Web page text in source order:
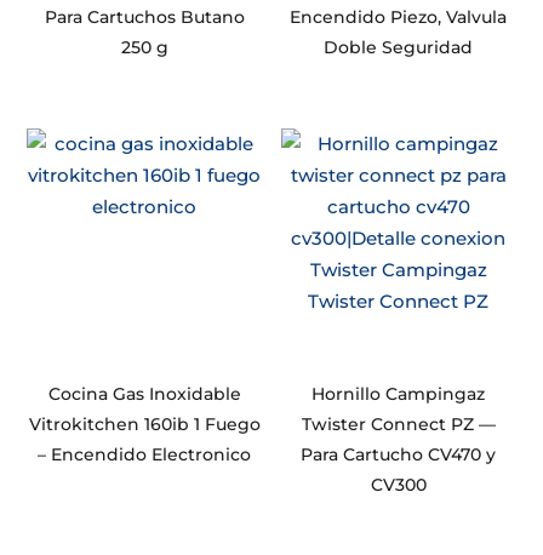
Para Cartuchos Butano
250 g
Encendido Piezo, Valvula
Doble Seguridad
Cocina Gas Inoxidable
Vitrokitchen 160ib 1 Fuego
– Encendido Electronico
Hornillo Campingaz
Twister Connect PZ —
Para Cartucho CV470 y
CV300